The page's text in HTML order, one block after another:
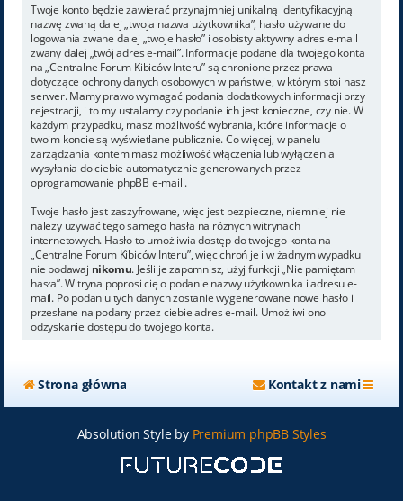
Twoje konto będzie zawierać przynajmniej unikalną identyfikacyjną
nazwę zwaną dalej „twoja nazwa użytkownika”, hasło używane do
logowania zwane dalej „twoje hasło” i osobisty aktywny adres e-mail
zwany dalej „twój adres e-mail”. Informacje podane dla twojego konta
na „Centralne Forum Kibiców Interu” są chronione przez prawa
dotyczące ochrony danych osobowych w państwie, w którym stoi nasz
serwer. Mamy prawo wymagać podania dodatkowych informacji przy
rejestracji, i to my ustalamy czy podanie ich jest konieczne, czy nie. W
każdym przypadku, masz możliwość wybrania, które informacje o
twoim koncie są wyświetlane publicznie. Co więcej, w panelu
zarządzania kontem masz możliwość włączenia lub wyłączenia
wysyłania do ciebie automatycznie generowanych przez
oprogramowanie phpBB e-maili.
Twoje hasło jest zaszyfrowane, więc jest bezpieczne, niemniej nie
należy używać tego samego hasła na różnych witrynach
internetowych. Hasło to umożliwia dostęp do twojego konta na
„Centralne Forum Kibiców Interu”, więc chroń je i w żadnym wypadku
nie podawaj nikomu. Jeśli je zapomnisz, użyj funkcji „Nie pamiętam
hasła”. Witryna poprosi cię o podanie nazwy użytkownika i adresu e-
mail. Po podaniu tych danych zostanie wygenerowane nowe hasło i
przesłane na podany przez ciebie adres e-mail. Umożliwi ono
odzyskanie dostępu do twojego konta.
Strona główna Kontakt z nami
Absolution Style by Premium phpBB Styles